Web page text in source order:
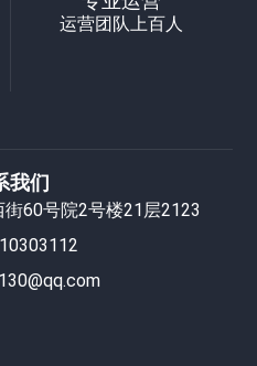
运营团队上百人
我们
60号院2号楼21层2123